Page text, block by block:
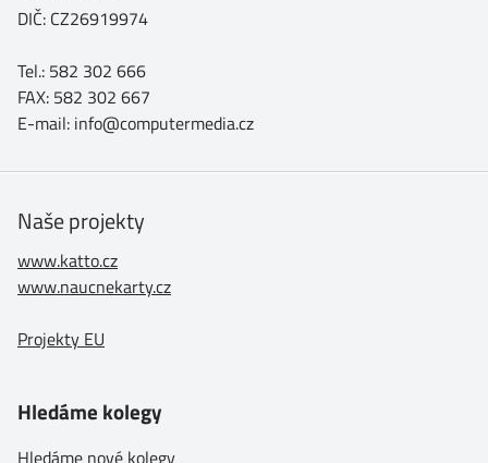
DIČ: CZ26919974
Tel.: 582 302 666
FAX: 582 302 667
E-mail: info@computermedia.cz
Naše projekty
www.katto.cz
www.naucnekarty.cz
Projekty EU
Hledáme kolegy